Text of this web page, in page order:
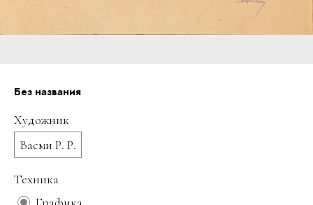
Без названия
Художник
Васми Р. Р.
Техника